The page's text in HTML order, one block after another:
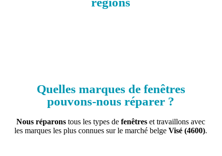
Quelles marques de fenêtres
pouvons-nous réparer ?
Nous réparons tous les types defenêtres et travaillons avec
les marques les plus connues sur le marché belgeVisé (4600).